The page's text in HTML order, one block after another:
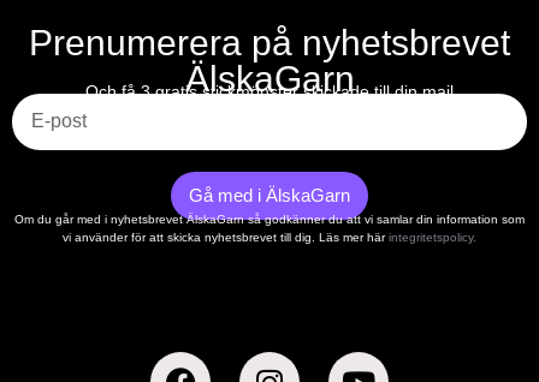
Prenumerera på nyhetsbrevet
ÄlskaGarn
Och få 3 gratis stickmönster skickade till din mail
Gå med i ÄlskaGarn
Om du går med i nyhetsbrevet ÄlskaGarn så godkänner du att vi samlar din information som
vi använder för att skicka nyhetsbrevet till dig. Läs mer härintegritetspolicy.